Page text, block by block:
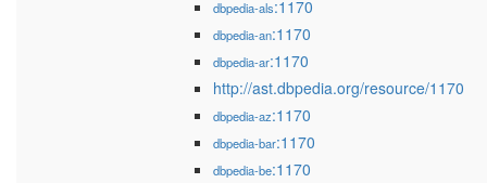
dbpedia-als:1170
dbpedia-an:1170
dbpedia-ar:1170
http://ast.dbpedia.org/resource/1170
dbpedia-az:1170
dbpedia-bar:1170
dbpedia-be:1170